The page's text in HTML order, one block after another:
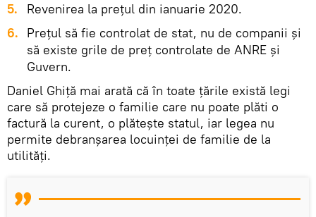
5.
Revenirea la prețul din ianuarie 2020.
6.
Prețul să fie controlat de stat, nu de companii și
să existe grile de preț controlate de ANRE și
Guvern.
Daniel Ghiță mai arată că în toate țările există legi
care să protejeze o familie care nu poate plăti o
factură la curent, o plătește statul, iar legea nu
permite debranșarea locuinței de familie de la
utilități.